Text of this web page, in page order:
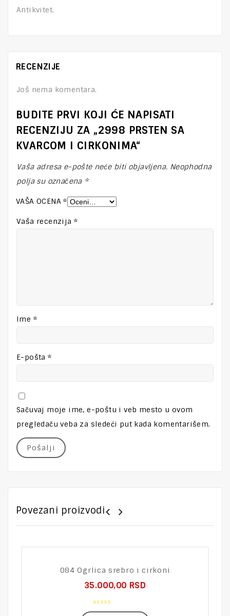
Antikvitet.
RECENZIJE
Još nema komentara.
BUDITE PRVI KOJI ĆE NAPISATI
RECENZIJU ZA „2998 PRSTEN SA
KVARCOM I CIRKONIMA“
Vaša adresa e-pošte neće biti objavljena. Neophodna
polja su označena *
VAŠA OCENA*
Vaša recenzija*
Ime *
E-pošta*
Sačuvaj moje ime, e-poštu i veb mesto u ovom
pregledaču veba za sledeći put kada komentarišem.
Povezani proizvodi
084 Ogrlica srebro i cirkoni
35.000,00 RSD
0